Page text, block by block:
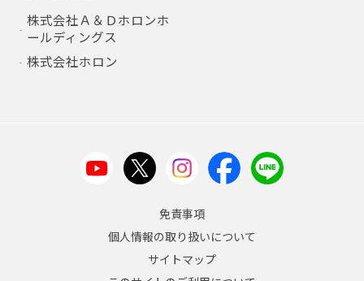
株式会社Ａ＆Ｄホロンホ
ールディングス
株式会社ホロン
免責事項
個人情報の取り扱いについて
サイトマップ